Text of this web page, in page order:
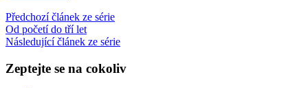
Předchozí článek ze série
Od početí do tří let
Následující článek ze série
Zeptejte se na cokoliv